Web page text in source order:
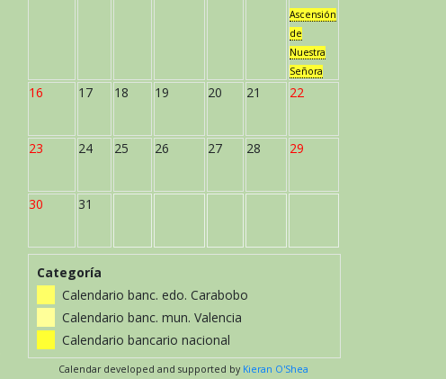
Ascensión
de
Nuestra
Señora
16 17 18 19 20 21 22
23 24 25 26 27 28 29
30 31
Categoría
Calendario banc. edo. Carabobo
Calendario banc. mun. Valencia
Calendario bancario nacional
Calendar developed and supported by Kieran O'Shea